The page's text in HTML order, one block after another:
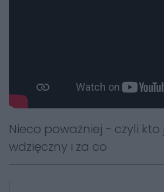
Nieco poważniej - czyli kto
wdzięczny i za co